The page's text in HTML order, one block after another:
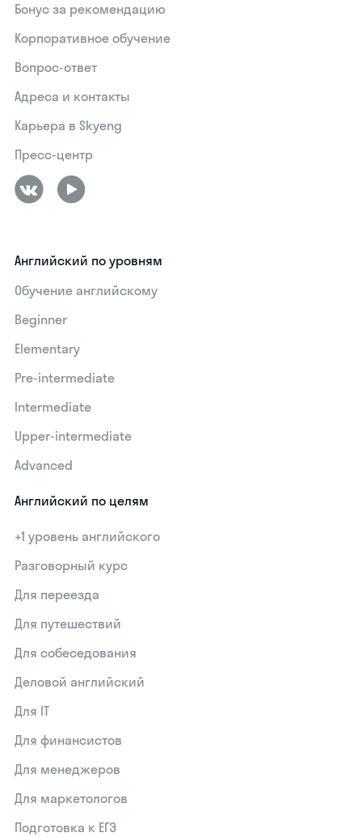
Бонус за рекомендацию
Корпоративное обучение
Вопрос-ответ
Адреса и контакты
Карьера в Skyeng
Пресс-центр
Английский по уровням
Обучение английскому
Beginner
Elementary
Pre-intermediate
Intermediate
Upper-intermediate
Advanced
Английский по целям
+1 уровень английского
Разговорный курс
Для переезда
Для путешествий
Для собеседования
Деловой английский
Для IT
Для финансистов
Для менеджеров
Для маркетологов
Подготовка к ЕГЭ